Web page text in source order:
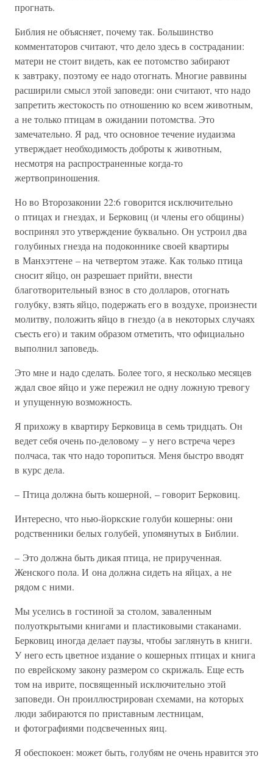
прогнать.
Библия не объясняет, почему так. Большинство
комментаторов считают, что дело здесь в сострадании:
матери не стоит видеть, как ее потомство забирают
к завтраку, поэтому ее надо отогнать. Многие раввины
расширили смысл этой заповеди: они считают, что надо
запретить жестокость по отношению ко всем животным,
а не только птицам в ожидании потомства. Это
замечательно. Я рад, что основное течение иудаизма
утверждает необходимость доброты к животным,
несмотря на распространенные когда-то
жертвоприношения.
Но во Второзаконии 22:6 говорится исключительно
о птицах и гнездах, и Берковиц (и члены его общины)
воспринял это утверждение буквально. Он устроил два
голубиных гнезда на подоконнике своей квартиры
в Манхэттене – на четвертом этаже. Как только птица
сносит яйцо, он разрешает прийти, внести
благотворительный взнос в сто долларов, отогнать
голубку, взять яйцо, подержать его в воздухе, произнести
молитву, положить яйцо в гнездо (а в некоторых случаях
съесть его) и таким образом отметить, что официально
выполнил заповедь.
Это мне и надо сделать. Более того, я несколько месяцев
ждал свое яйцо и уже пережил не одну ложную тревогу
и упущенную возможность.
Я прихожу в квартиру Берковица в семь тридцать. Он
ведет себя очень по-деловому – у него встреча через
полчаса, так что надо торопиться. Меня быстро вводят
в курс дела.
– Птица должна быть кошерной, – говорит Берковиц.
Интересно, что нью-йоркские голуби кошерны: они
родственники белых голубей, упомянутых в Библии.
– Это должна быть дикая птица, не прирученная.
Женского пола. И она должна сидеть на яйцах, а не
рядом с ними.
Мы уселись в гостиной за столом, заваленным
полуоткрытыми книгами и пластиковыми стаканами.
Берковиц иногда делает паузы, чтобы заглянуть в книги.
У него есть цветное издание о кошерных птицах и книга
по еврейскому закону размером со скрижаль. Еще есть
том на иврите, посвященный исключительно этой
заповеди. Он проиллюстрирован схемами, на которых
люди забираются по приставным лестницам,
и фотографиями подсвеченных яиц.
Я обеспокоен: может быть, голубям не очень нравится это